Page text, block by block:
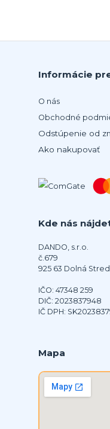
Informácie
O nás
Obchodné
Odstúpenie od
Ako nakupovať
Kde nás
DANDO, s.r.o.
č.679
925 63 Dolná
IČO: 47348 259
DIČ: 2023837948
IČ DPH:
Mapa